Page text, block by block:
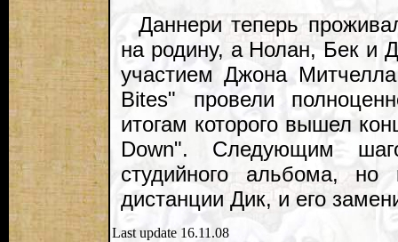
Даннери теперь
на родину, а Нолан, Бек и
участием Джона
Bites" провели
итогам которого вышел
Down". Следующим
студийного альбома,
дистанции Дик, и его
Last update 16.11.08